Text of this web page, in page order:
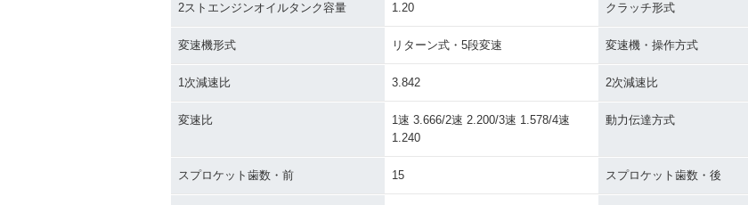
2ストエンジンオイルタンク容量 1.20 クラッチ形式
変速機形式 リターン式・5段変速 変速機・操作方式
1次減速比 3.842 2次減速比
変速比
1速 3.666/2速 2.200/3速 1.578/4速
1.240
動力伝達方式
スプロケット歯数・前 15 スプロケット歯数・後